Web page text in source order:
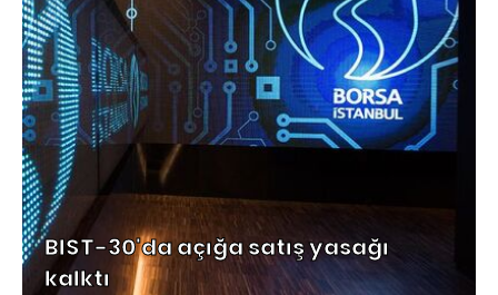
BIST-30'da açığa satış yasağı
kalktı